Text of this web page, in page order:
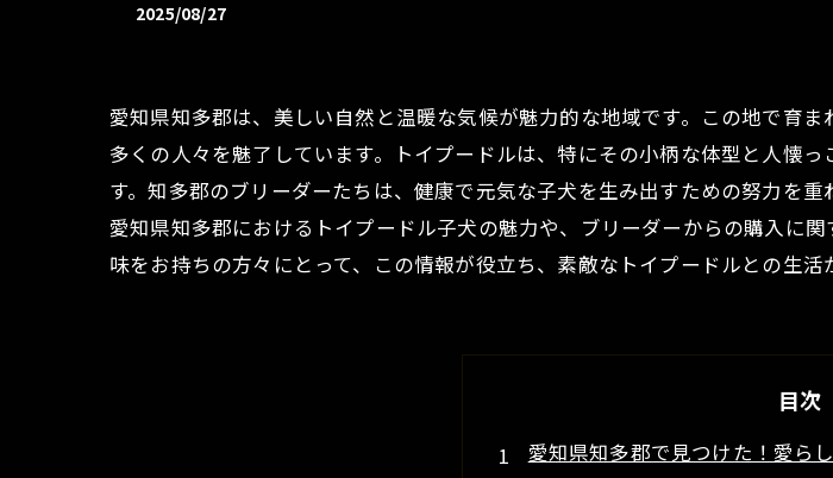
2025/08/27
愛知県知多郡は、美しい自然と温暖な気候が魅力的な地域です。この地で育
多くの人々を魅了しています。トイプードルは、特にその小柄な体型と人懐
す。知多郡のブリーダーたちは、健康で元気な子犬を生み出すための努力を
愛知県知多郡におけるトイプードル子犬の魅力や、ブリーダーからの購入に
味をお持ちの方々にとって、この情報が役立ち、素敵なトイプードルとの生活
目次
愛知県知多郡で見つけた！愛ら